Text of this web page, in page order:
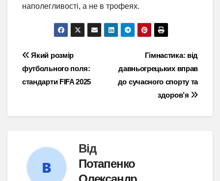
наполегливості, а не в трофеях.
Навігація
записів
Гімнастика: від
давньогрецьких вправ
до сучасного спорту та
здоров’я
Який розмір
футбольного поля:
стандарти FIFA 2025
Від
Потапенко